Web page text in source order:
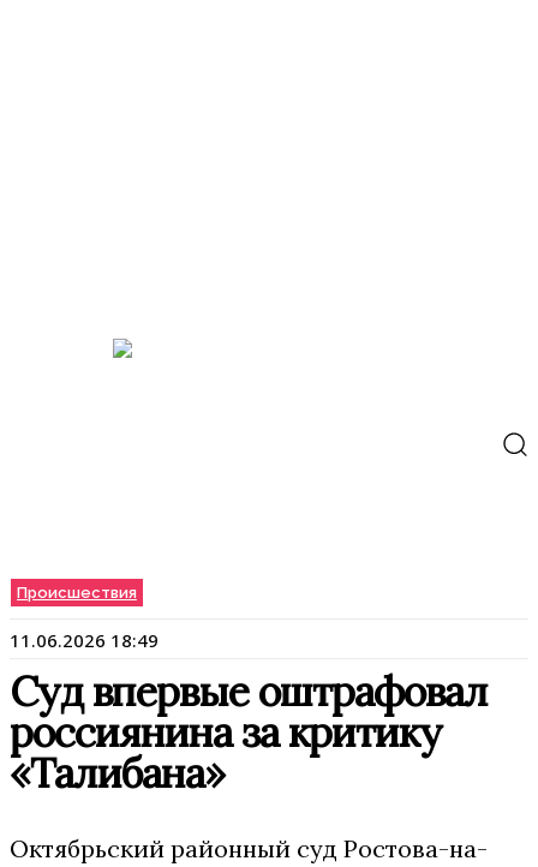
Происшествия
11.06.2026 18:49
Суд впервые оштрафовал
россиянина за критику
«Талибана»
Октябрьский районный суд Ростова-на-